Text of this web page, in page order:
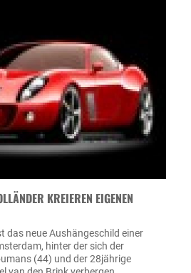
KREIEREN EIGENEN
das neue Aushängeschild einer
hinter der sich der
(44) und der 28jährige